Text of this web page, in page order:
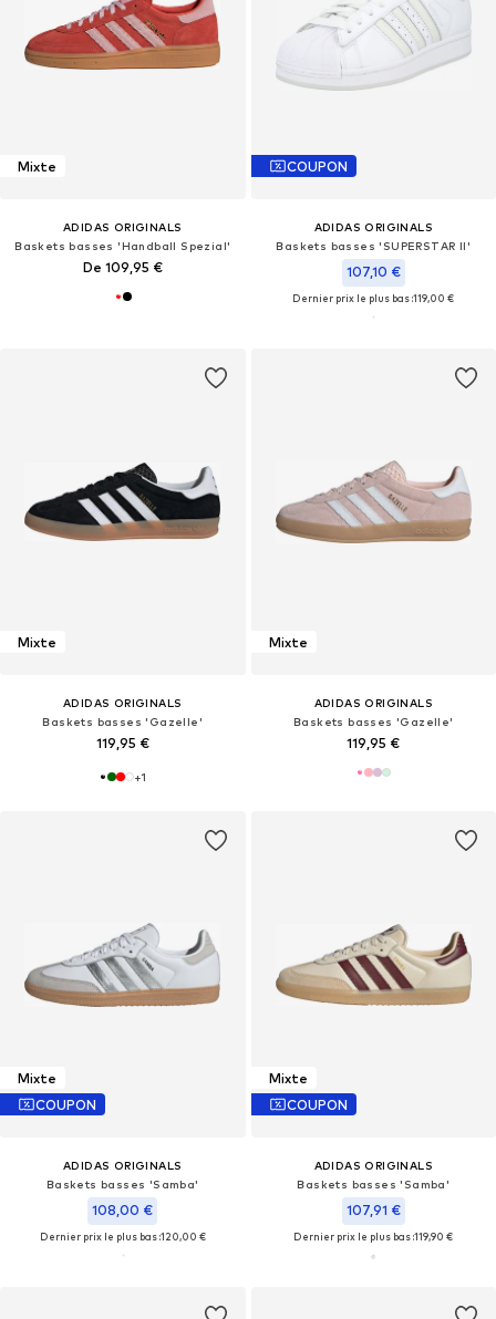
Mixte
ADIDAS ORIGINALS
Baskets basses 'Handball Spezial'
De 109,95 €
COUPON
ADIDAS ORIGINALS
Baskets basses 'SUPERSTAR II'
107,10 €
Dernier prix le plus bas :119,00 €
Mixte
ADIDAS ORIGINALS
Baskets basses 'Gazelle'
119,95 €
+1
Mixte
ADIDAS ORIGINALS
Baskets basses 'Gazelle'
119,95 €
Mixte
COUPON
ADIDAS ORIGINALS
Baskets basses 'Samba'
108,00 €
Dernier prix le plus bas :120,00 €
Mixte
COUPON
ADIDAS ORIGINALS
Baskets basses 'Samba'
107,91 €
Dernier prix le plus bas :119,90 €